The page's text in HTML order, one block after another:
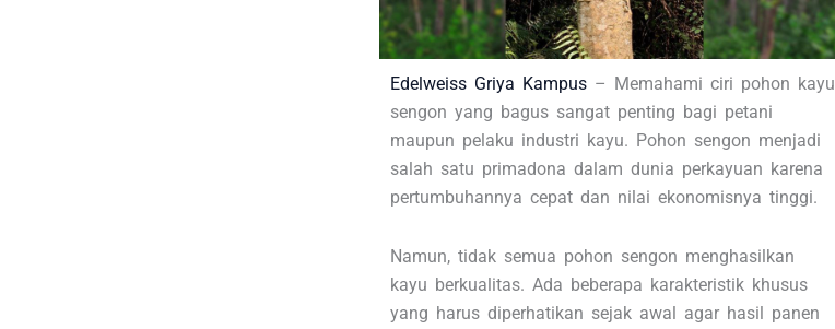
Edelweiss Griya Kampus – Memahami ciri pohon kayu
sengon yang bagus sangat penting bagi petani
maupun pelaku industri kayu. Pohon sengon menjadi
salah satu primadona dalam dunia perkayuan karena
pertumbuhannya cepat dan nilai ekonomisnya tinggi.
Namun, tidak semua pohon sengon menghasilkan
kayu berkualitas. Ada beberapa karakteristik khusus
yang harus diperhatikan sejak awal agar hasil panen